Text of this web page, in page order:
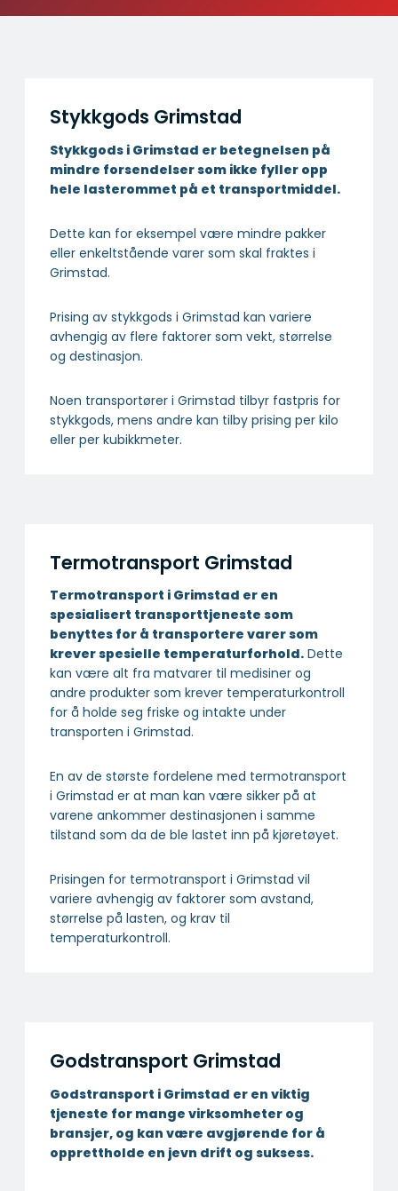
Stykkgods Grimstad
Stykkgods i Grimstad er betegnelsen på
mindre forsendelser som ikke fyller opp
hele lasterommet på et transportmiddel.
Dette kan for eksempel være mindre pakker
eller enkeltstående varer som skal fraktes i
Grimstad.
Prising av stykkgods i Grimstad kan variere
avhengig av flere faktorer som vekt, størrelse
og destinasjon.
Noen transportører i Grimstad tilbyr fastpris for
stykkgods, mens andre kan tilby prising per kilo
eller per kubikkmeter.
Termotransport Grimstad
Termotransport i Grimstad er en
spesialisert transport­tjeneste som
benyttes for å transportere varer som
krever spesielle temperatur­forhold. Dette
kan være alt fra matvarer til medisiner og
andre produkter som krever temperaturkontroll
for å holde seg friske og intakte under
transporten i Grimstad.
En av de største fordelene med termotransport
i Grimstad er at man kan være sikker på at
varene ankommer destinasjonen i samme
tilstand som da de ble lastet inn på kjøretøyet.
Prisingen for termotransport i Grimstad vil
variere avhengig av faktorer som avstand,
størrelse på lasten, og krav til
temperaturkontroll.
Godstransport Grimstad
Godstransport i Grimstad er en viktig
tjeneste for mange virksomheter og
bransjer, og kan være avgjørende for å
opprettholde en jevn drift og suksess.